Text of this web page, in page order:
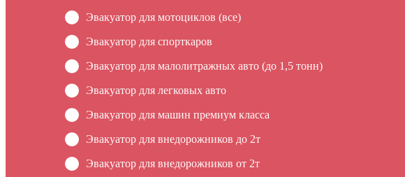
Эвакуатор для мотоциклов (все)
Эвакуатор для спорткаров
Эвакуатор для малолитражных авто (до 1,5 тонн)
Эвакуатор для легковых авто
Эвакуатор для машин премиум класса
Эвакуатор для внедорожников до 2т
Эвакуатор для внедорожников от 2т